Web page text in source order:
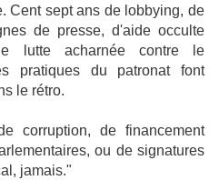
Cent sept ans de lobbying, de
de presse, d'aide occulte
lutte acharnée contre le
pratiques du patronat font
le rétro.
corruption, de financement
ou de signatures
jamais."